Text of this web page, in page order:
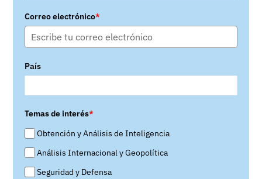
Correo electrónico*
País
Temas de interés*
Obtención y Análisis de Inteligencia
Análisis Internacional y Geopolítica
Seguridad y Defensa